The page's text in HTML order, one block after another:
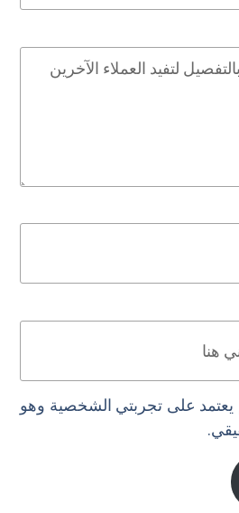
يعتمد على تجربتي الشخصية وهو